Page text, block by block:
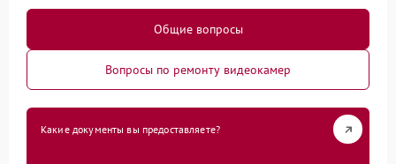
Общие вопросы
Вопросы по ремонту видеокамер
Какие документы вы предоставляете?